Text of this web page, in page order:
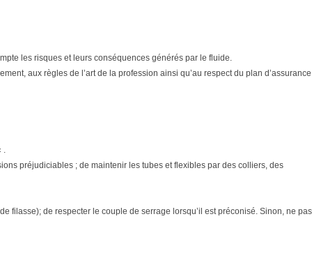
les risques et leurs conséquences générés par le fluide.
aux règles de l’art de la profession ainsi qu’au respect du plan d’assurance
.
préjudiciables ; de maintenir les tubes et flexibles par des colliers, des
filasse); de respecter le couple de serrage lorsqu’il est préconisé. Sinon, ne pas